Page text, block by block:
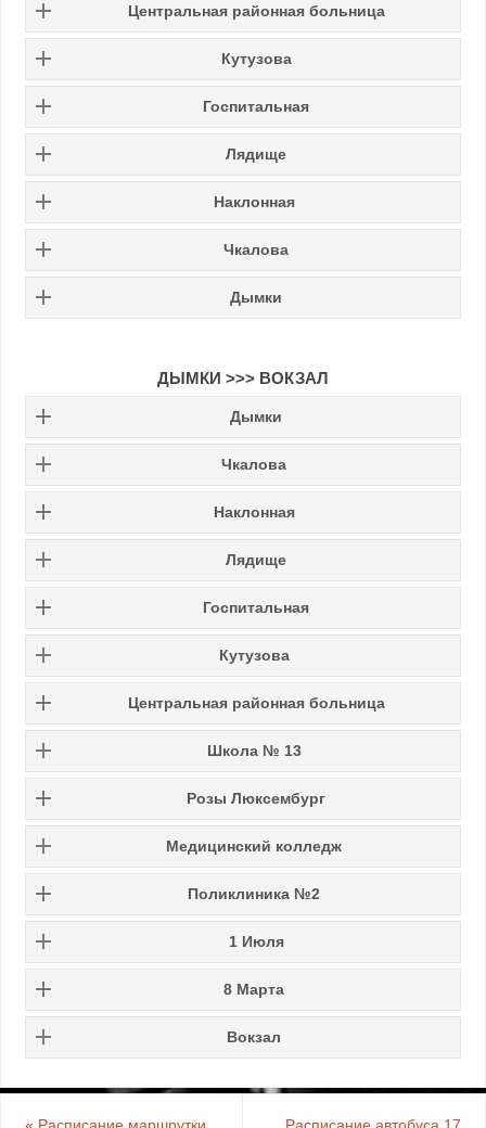
Центральная районная больница
Кутузова
Госпитальная
Лядище
Наклонная
Чкалова
Дымки
ДЫМКИ >>> ВОКЗАЛ
Дымки
Чкалова
Наклонная
Лядище
Госпитальная
Кутузова
Центральная районная больница
Школа № 13
Розы Люксембург
Медицинский колледж
Поликлиника №2
1 Июля
8 Марта
Вокзал
« Расписание маршрутки Расписание автобуса 17